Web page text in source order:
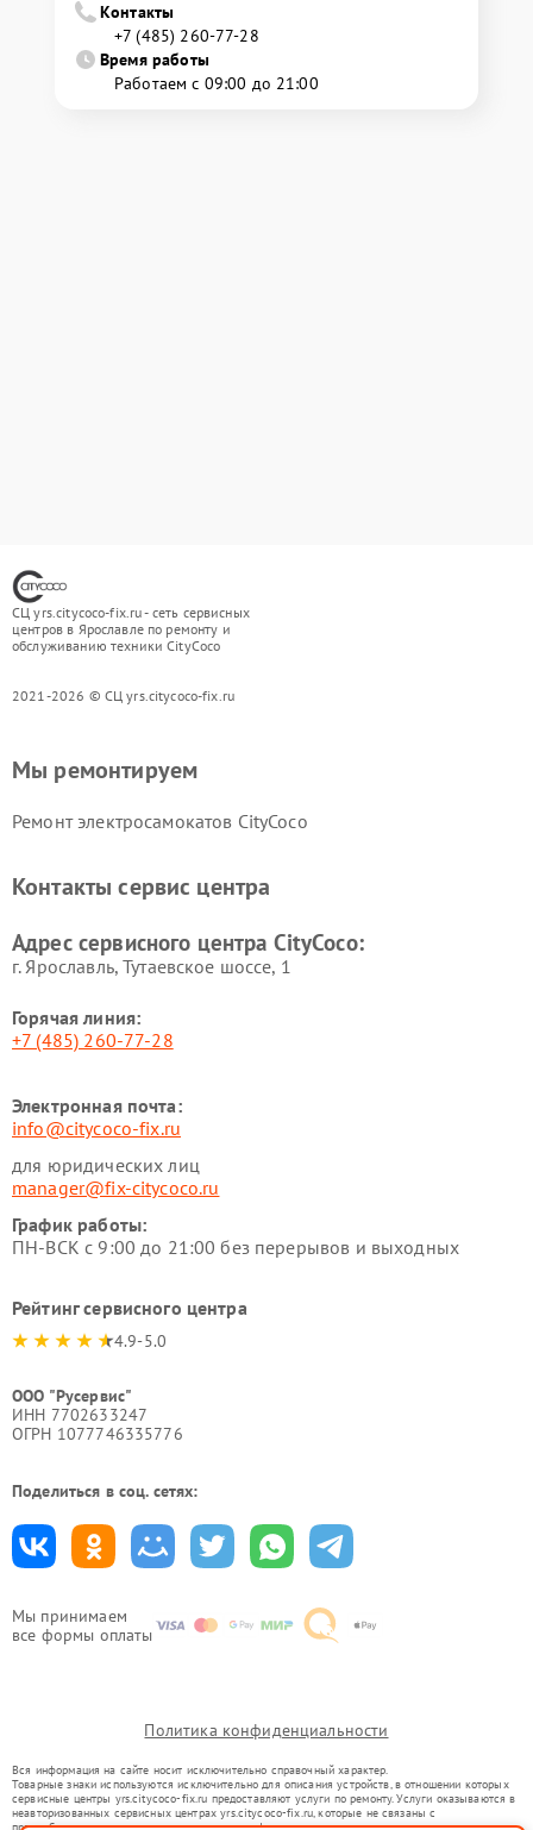
Контакты
+7 (485) 260-77-28
Время работы
Работаем с 09:00 до 21:00
СЦ yrs.citycoco-fix.ru - сеть сервисных
центров в Ярославле по ремонту и
обслуживанию техники CityCoco
2021-2026 © СЦ yrs.citycoco-fix.ru
Мы принимаем
все формы оплаты
Мы ремонтируем
Ремонт электросамокатов CityCoco
Контакты сервис центра
Адрес сервисного центра CityCoco:
г. Ярославль, Тутаевское шоссе, 1
Горячая линия:
+7 (485) 260-77-28
Электронная почта:
info@citycoco-fix.ru
для юридических лиц
manager@fix-citycoco.ru
График работы:
ПН-ВСК с 9:00 до 21:00 без перерывов и выходных
Рейтинг сервисного центра
4.9-5.0
ООО "Русервис"
ИНН 7702633247
ОГРН 1077746335776
Поделиться в соц. сетях:
Политика конфиденциальности
Вся информация на сайте носит исключительно справочный характер.
Товарные знаки используются исключительно для описания устройств, в отношении которых
сервисные центры yrs.citycoco-fix.ru предоставляют услуги по ремонту. Услуги оказываются в
неавторизованных сервисных центрах yrs.citycoco-fix.ru, которые не связаны с